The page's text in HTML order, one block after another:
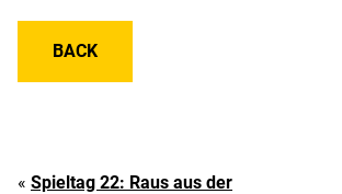
BACK
« Spieltag 22: Raus aus der